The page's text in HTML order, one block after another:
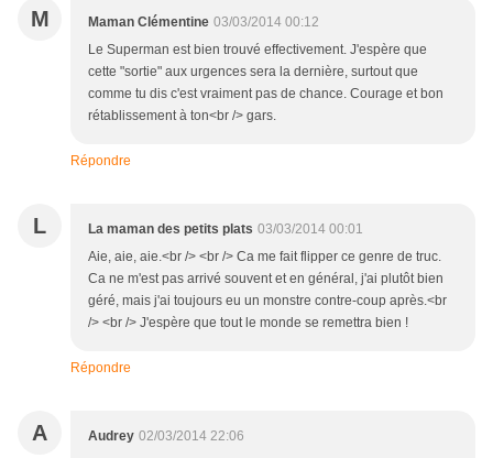
M Maman Clémentine 03/03/2014 00:12
Le Superman est bien trouvé effectivement. J'espère que
cette "sortie" aux urgences sera la dernière, surtout que
comme tu dis c'est vraiment pas de chance. Courage et bon
rétablissement à ton<br /> gars.
Répondre
L La maman des petits plats 03/03/2014 00:01
Aie, aie, aie.<br /> <br /> Ca me fait flipper ce genre de truc.
Ca ne m'est pas arrivé souvent et en général, j'ai plutôt bien
géré, mais j'ai toujours eu un monstre contre-coup après.<br
/> <br /> J'espère que tout le monde se remettra bien !
Répondre
A Audrey 02/03/2014 22:06